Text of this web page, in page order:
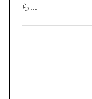
ら...